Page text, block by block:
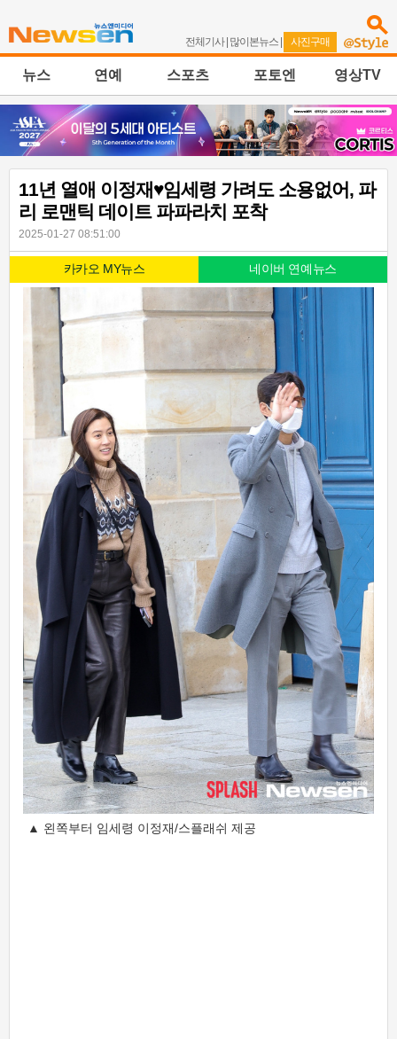
전체기사| 많이본뉴스 | 사진구매
뉴스 연예 스포츠 포토엔 영상TV
11년 열애 이정재♥임세령 가려도 소용없어, 파
리 로맨틱 데이트 파파라치 포착
2025-01-27 08:51:00
카카오 MY뉴스 네이버 연예뉴스
▲ 왼쪽부터 임세령 이정재/스플래쉬 제공